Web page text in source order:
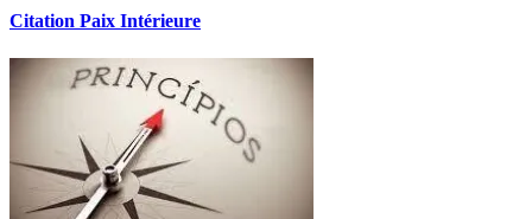
Citation Paix Intérieure